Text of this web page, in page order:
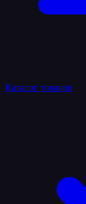
Каталог товаров